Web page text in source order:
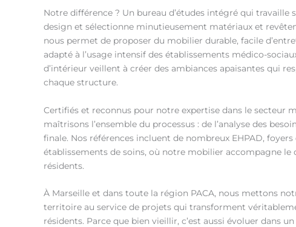
Notre différence ? Un bureau d’études intégré qui travaille
design et sélectionne minutieusement matériaux et
nous permet de proposer du mobilier durable, facile
adapté à l’usage intensif des établissements médico-
d’intérieur veillent à créer des ambiances apaisantes qui
chaque structure.
Certifiés et reconnus pour notre expertise dans le secteur
maîtrisons l’ensemble du processus : de l’analyse des
finale. Nos références incluent de nombreux EHPAD, foyers
établissements de soins, où notre mobilier accompagne
résidents.
À Marseille et dans toute la région PACA, nous mettons
territoire au service de projets qui transforment
résidents. Parce que bien vieillir, c’est aussi évoluer dans